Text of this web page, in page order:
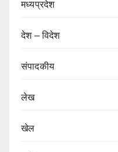
मध्यप्रदेश
देश – विदेश
संपादकीय
लेख
खेल